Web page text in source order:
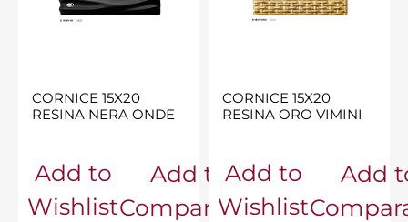
CORNICE 15X20
RESINA NERA ONDE
Add to
Wishlist
Add to
Comparator
CORNICE 15X20
RESINA ORO VIMINI
Add to
Wishlist
Add